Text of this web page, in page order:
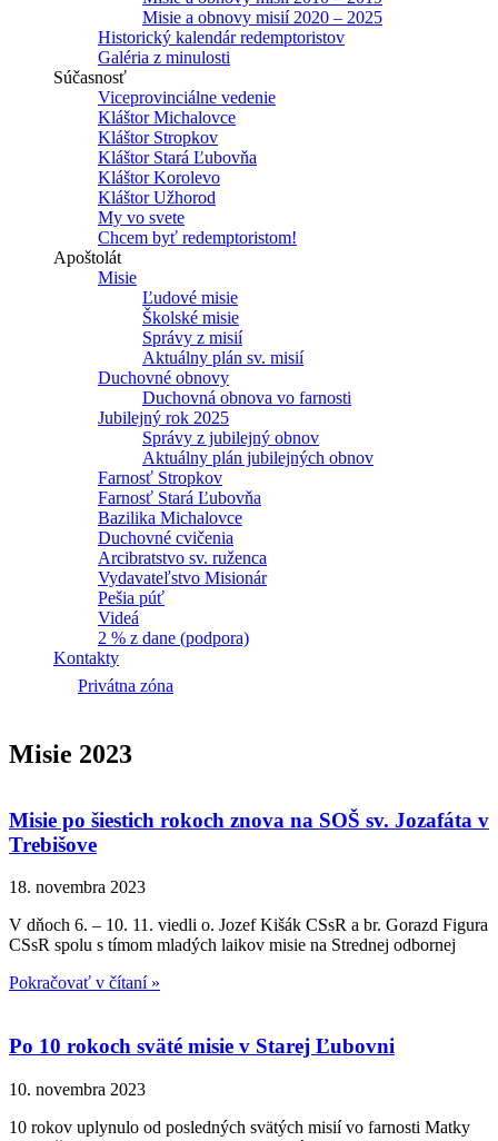
Misie a obnovy misií 2020 – 2025
Historický kalendár redemptoristov
Galéria z minulosti
Súčasnosť
Viceprovinciálne vedenie
Kláštor Michalovce
Kláštor Stropkov
Kláštor Stará Ľubovňa
Kláštor Korolevo
Kláštor Užhorod
My vo svete
Chcem byť redemptoristom!
Apoštolát
Misie
Ľudové misie
Školské misie
Správy z misií
Aktuálny plán sv. misií
Duchovné obnovy
Duchovná obnova vo farnosti
Jubilejný rok 2025
Správy z jubilejný obnov
Aktuálny plán jubilejných obnov
Farnosť Stropkov
Farnosť Stará Ľubovňa
Bazilika Michalovce
Duchovné cvičenia
Arcibratstvo sv. ruženca
Vydavateľstvo Misionár
Pešia púť
Videá
2 % z dane (podpora)
Kontakty
Privátna zóna
Misie 2023
Misie po šiestich rokoch znova na SOŠ sv. Jozafáta v
Trebišove
18. novembra 2023
V dňoch 6. – 10. 11. viedli o. Jozef Kišák CSsR a br. Gorazd Figura
CSsR spolu s tímom mladých laikov misie na Strednej odbornej
Pokračovať v čítaní »
Po 10 rokoch sväté misie v Starej Ľubovni
10. novembra 2023
10 rokov uplynulo od posledných svätých misií vo farnosti Matky